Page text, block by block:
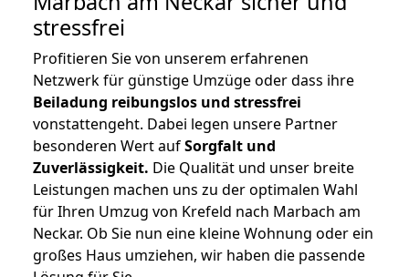
stressfrei
Profitieren Sie von unserem erfahrenen
Netzwerk für günstige Umzüge oder dass ihre
Beiladung reibungslos und stressfrei
vonstattengeht. Dabei legen unsere Partner
besonderen Wert aufSorgfalt und
Zuverlässigkeit. Die Qualität und unser breite
Leistungen machen uns zu der optimalen Wahl
für Ihren Umzug von Krefeld nach Marbach am
Neckar. Ob Sie nun eine kleine Wohnung oder ein
großes Haus umziehen, wir haben die passende